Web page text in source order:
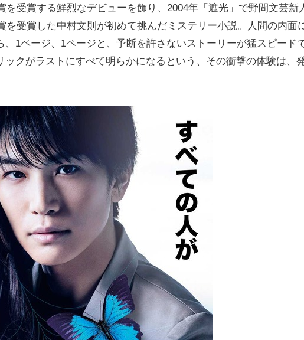
を受賞する鮮烈なデビューを飾り、2004年「遮光」で野間文芸新
を受賞した中村文則が初めて挑んだミステリー小説。人間の内面
、1ページ、1ページと、予断を許さないストーリーが猛スピード
クがラストにすべて明らかになるという、その衝撃の体験は、